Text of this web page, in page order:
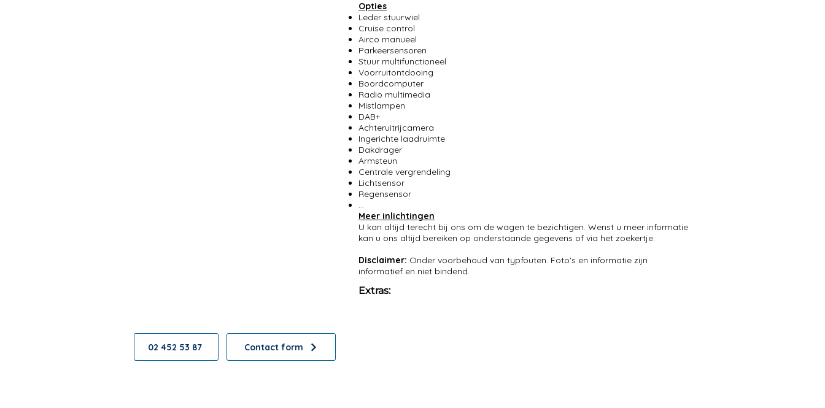
Opties
Leder stuurwiel
Cruise control
Airco manueel
Parkeersensoren
Stuur multifunctioneel
Voorruitontdooing
Boordcomputer
Radio multimedia
Mistlampen
DAB+
Achteruitrijcamera
Ingerichte laadruimte
Dakdrager
Armsteun
Centrale vergrendeling
Lichtsensor
Regensensor
...
Meer inlichtingen
U kan altijd terecht bij ons om de wagen te bezichtigen. Wenst u meer informatie
kan u ons altijd bereiken op onderstaande gegevens of via het zoekertje.
Disclaimer: Onder voorbehoud van typfouten. Foto's en informatie zijn
informatief en niet bindend.
02 452 53 87 Contact form
Extras: